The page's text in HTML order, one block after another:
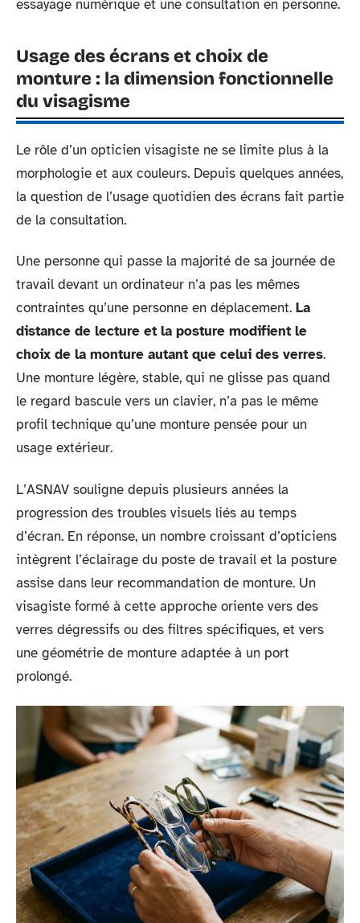
essayage numérique et une consultation en personne.
Usage des écrans et choix de
monture : la dimension fonctionnelle
du visagisme
Le rôle d’un opticien visagiste ne se limite plus à la
morphologie et aux couleurs. Depuis quelques années,
la question de l’usage quotidien des écrans fait partie
de la consultation.
Une personne qui passe la majorité de sa journée de
travail devant un ordinateur n’a pas les mêmes
contraintes qu’une personne en déplacement. La
distance de lecture et la posture modifient le
choix de la monture autant que celui des verres.
Une monture légère, stable, qui ne glisse pas quand
le regard bascule vers un clavier, n’a pas le même
profil technique qu’une monture pensée pour un
usage extérieur.
L’ASNAV souligne depuis plusieurs années la
progression des troubles visuels liés au temps
d’écran. En réponse, un nombre croissant d’opticiens
intègrent l’éclairage du poste de travail et la posture
assise dans leur recommandation de monture. Un
visagiste formé à cette approche oriente vers des
verres dégressifs ou des filtres spécifiques, et vers
une géométrie de monture adaptée à un port
prolongé.